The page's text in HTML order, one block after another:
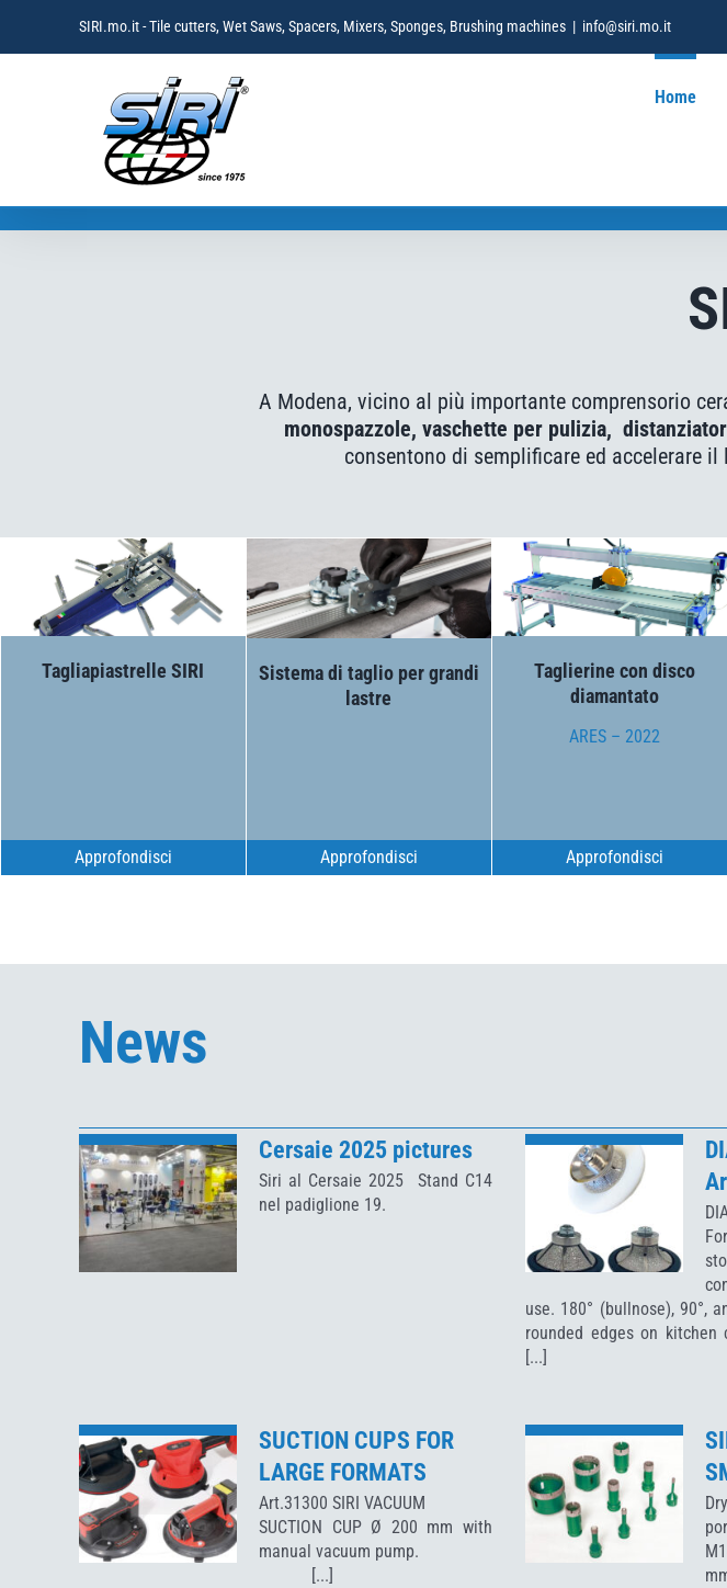
content
SIRI.mo.it - Tile cutters, Wet Saws, Spacers, Mixers, Sponges, Brushing machines | info@siri.mo.it
Home
A Modena, vicino al più importante comprensorio
monospazzole, vaschette per pulizia,
consentono di semplificare ed accelerare
Tagliapiastrelle SIRI
Approfondisci
Sistema di taglio per grandi
lastre
Approfondisci
Taglierine con disco
diamantato
ARES – 2022
Approfondisci
News
Cersaie 2025 pictures
Siri al Cersaie 2025 Stand C14
nel padiglione 19.
use. 180° (bullnose), 90°,
rounded edges on kitchen
[...]
SUCTION CUPS FOR
LARGE FORMATS
Art.31300 SIRI VACUUM
SUCTION CUP Ø 200 mm with
manual vacuum pump.
[...]